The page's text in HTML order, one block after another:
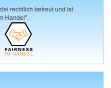
rechtlich betreut und ist
Handel".